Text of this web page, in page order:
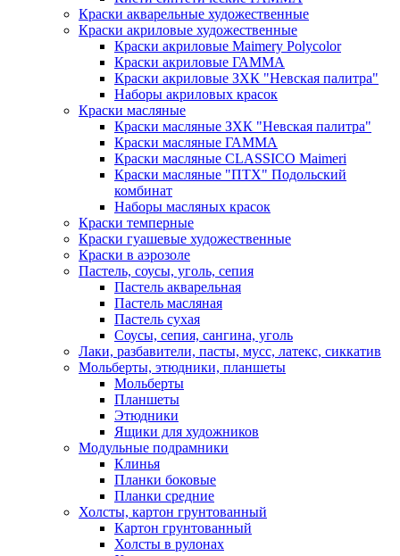
Краски акварельные художественные
Краски акриловые художественные
Краски акриловые Maimery Polycolor
Краски акриловые ГАММА
Краски акриловые ЗХК "Невская палитра"
Наборы акриловых красок
Краски масляные
Краски масляные ЗХК "Невская палитра"
Краски масляные ГАММА
Краски масляные CLASSICO Maimeri
Краски масляные "ПТХ" Подольский
комбинат
Наборы масляных красок
Краски темперные
Краски гуашевые художественные
Краски в аэрозоле
Пастель, соусы, уголь, сепия
Пастель акварельная
Пастель масляная
Пастель сухая
Соусы, сепия, сангина, уголь
Лаки, разбавители, пасты, мусс, латекс, сиккатив
Мольберты, этюдники, планшеты
Мольберты
Планшеты
Этюдники
Ящики для художников
Модульные подрамники
Клинья
Планки боковые
Планки средние
Холсты, картон грунтованный
Картон грунтованный
Холсты в рулонах